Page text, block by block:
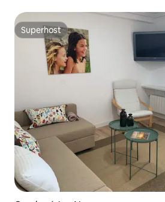
Superhost
Superhost